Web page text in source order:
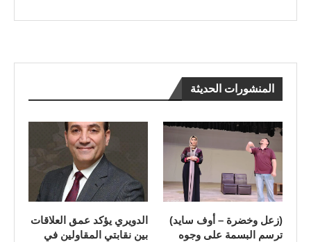
المنشورات الحديثة
(زعل وخضرة – أوف سايد)
ترسم البسمة على وجوه
الدويري يؤكد عمق العلاقات
بين نقابتي المقاولين في